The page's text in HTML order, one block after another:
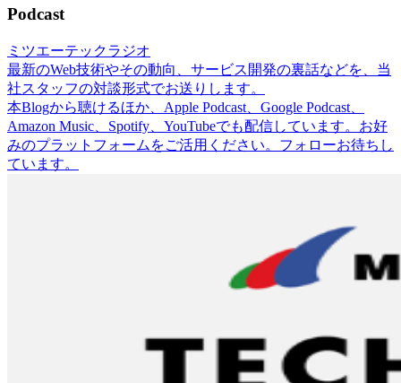
Podcast
ミツエーテックラジオ
最新のWeb技術やその動向、サービス開発の裏話などを、当
社スタッフの対談形式でお送りします。
本Blogから聴けるほか、Apple Podcast、Google Podcast、
Amazon Music、Spotify、YouTubeでも配信しています。お好
みのプラットフォームをご活用ください。フォローお待ちし
ています。